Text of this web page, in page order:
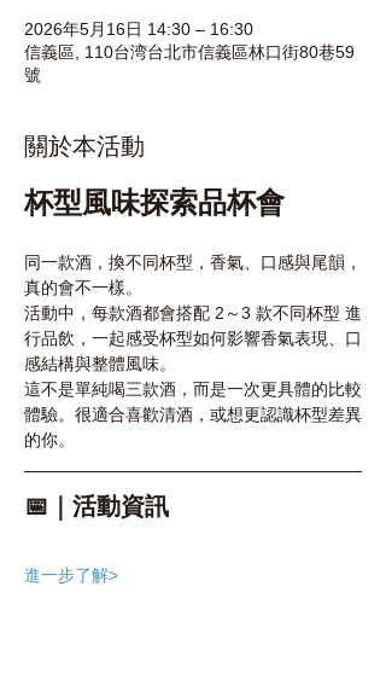
2026年5月16日 14:30 – 16:30
信義區, 110台湾台北市信義區林口街80巷59
號
關於本活動
杯型風味探索品杯會
同一款酒，換不同杯型，香氣、口感與尾韻，
真的會不一樣。
活動中，每款酒都會搭配 2～3 款不同杯型 進
行品飲，一起感受杯型如何影響香氣表現、口
感結構與整體風味。
這不是單純喝三款酒，而是一次更具體的比較
體驗。很適合喜歡清酒，或想更認識杯型差異
的你。
📅｜活動資訊
進一步了解>